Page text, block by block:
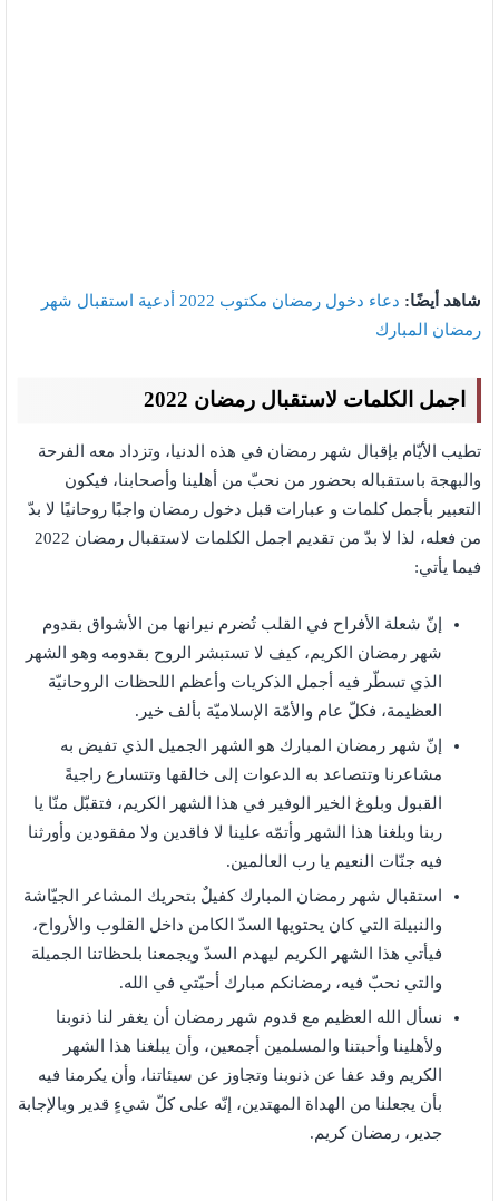
شاهد أيضًا:
دعاء دخول رمضان مكتوب 2022 أدعية استقبال شهر
رمضان المبارك
اجمل الكلمات لاستقبال رمضان 2022
تطيب الأيّام بإقبال شهر رمضان في هذه الدنيا، وتزداد معه الفرحة
والبهجة باستقباله بحضور من نحبّ من أهلينا وأصحابنا، فيكون
التعبير بأجمل كلمات و عبارات قبل دخول رمضان واجبًا روحانيًا لا بدّ
من فعله، لذا لا بدّ من تقديم اجمل الكلمات لاستقبال رمضان 2022
فيما يأتي:
إنّ شعلة الأفراح في القلب تُضرم نيرانها من الأشواق بقدوم
شهر رمضان الكريم، كيف لا تستبشر الروح بقدومه وهو الشهر
الذي تسطّر فيه أجمل الذكريات وأعظم اللحظات الروحانيّة
العظيمة، فكلّ عام والأمّة الإسلاميّة بألف خير.
إنّ شهر رمضان المبارك هو الشهر الجميل الذي تفيض به
مشاعرنا وتتصاعد به الدعوات إلى خالقها وتتسارع راجيةً
القبول وبلوغ الخير الوفير في هذا الشهر الكريم، فتقبّل منّا يا
ربنا وبلغنا هذا الشهر وأتمّه علينا لا فاقدين ولا مفقودين وأورثنا
فيه جنّات النعيم يا رب العالمين.
استقبال شهر رمضان المبارك كفيلٌ بتحريك المشاعر الجيّاشة
والنبيلة التي كان يحتويها السدّ الكامن داخل القلوب والأرواح،
فيأتي هذا الشهر الكريم ليهدم السدّ ويجمعنا بلحظاتنا الجميلة
والتي نحبّ فيه، رمضانكم مبارك أحبّتي في الله.
نسأل الله العظيم مع قدوم شهر رمضان أن يغفر لنا ذنوبنا
ولأهلينا وأحبتنا والمسلمين أجمعين، وأن يبلغنا هذا الشهر
الكريم وقد عفا عن ذنوبنا وتجاوز عن سيئاتنا، وأن يكرمنا فيه
بأن يجعلنا من الهداة المهتدين، إنّه على كلّ شيءٍ قدير وبالإجابة
جدير، رمضان كريم.